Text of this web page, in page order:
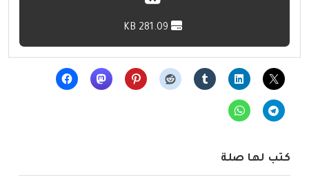
كتب لها صلة